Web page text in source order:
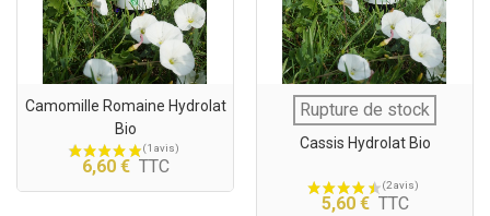
Camomille Romaine Hydrolat
Bio
6,60 € TTC
Rupture de stock
Cassis Hydrolat Bio
5,60 € TTC